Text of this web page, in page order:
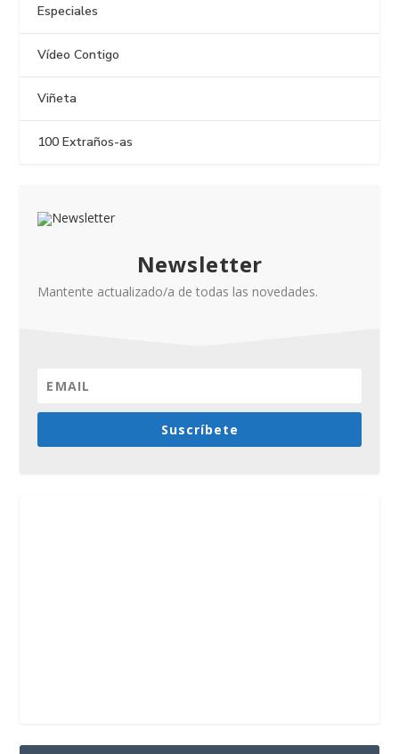
Especiales
Vídeo Contigo
Viñeta
100 Extraños-as
Newsletter
Mantente actualizado/a de todas las novedades.
Suscríbete